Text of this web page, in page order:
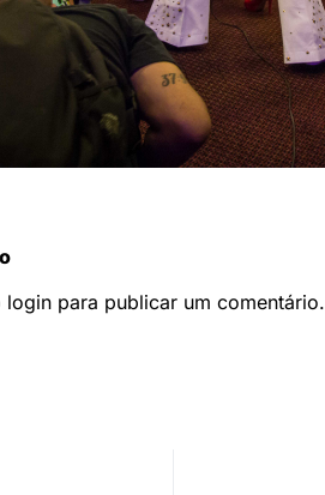
login para publicar um comentário.